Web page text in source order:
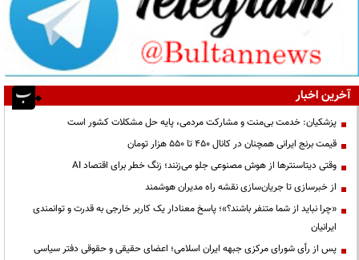
آخرین اخبار
پزشکیان: خدمت بی‌منت و مشارکت مردمی، پایه حل مشکلات کشور است
قیمت‌ برنج ایرانی همچنان در کانال ۴۵۰ تا ۵۵۰ هزار تومان
وقتی دیتاسنترها از هوش مصنوعی جلو می‌زنند؛ زنگ خطر برای اقتصاد AI
از خبرسازی تا جریان‌سازی نقشه راه مدیران هوشمند
«چرا نباید از شما متنفر باشند؟»؛ پاسخ معنادار یک کاربر خارجی به قدرت و توانمندی
ایرانیان
پس از رأی شورای مرکزی جبهه ایران اسلامی؛ اعضای حقیقی و حقوقی دفتر سیاسی